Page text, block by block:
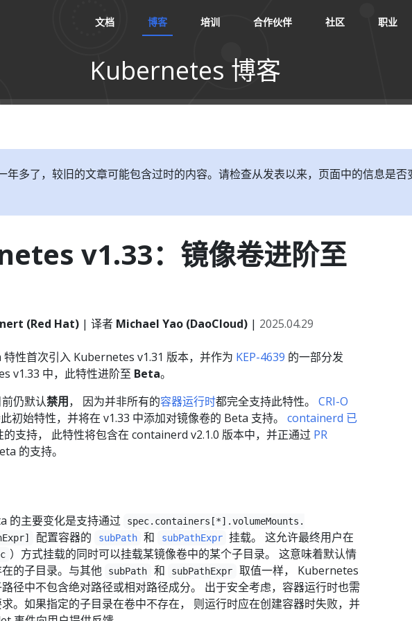
文档 博客 培训 合作伙伴 社区 职业
Kubernetes 博客
年多了，较旧的文章可能包含过时的内容。请检查从发表以来，页面中的信息是否
v1.33：镜像卷进阶至
(Red Hat) | 译者 Michael Yao (DaoCloud) | 2025.04.29
特性首次引入 Kubernetes v1.31 版本，并作为 KEP-4639 的一部分发
v1.33 中，此特性进阶至 Beta。
仍默认禁用， 因为并非所有的容器运行时都完全支持此特性。 CRI-O
初始特性，并将在 v1.33 中添加对镜像卷的 Beta 支持。 containerd 已
的支持， 此特性将包含在 containerd v2.1.0 版本中，并正通过 PR
的支持。
的主要变化是支持通过
spec.containers[*].volumeMounts.
配置容器的 subPath 和 subPathExpr 挂载。 这允许最终用户在
）方式挂载的同时可以挂载某镜像卷中的某个子目录。 这意味着默认情
的子目录。与其他
subPath 和 subPathExpr
取值一样， Kubernetes
径中不包含绝对路径或相对路径成分。 出于安全考虑，容器运行时也需
。如果指定的子目录在卷中不存在， 则运行时应在创建容器时失败，并